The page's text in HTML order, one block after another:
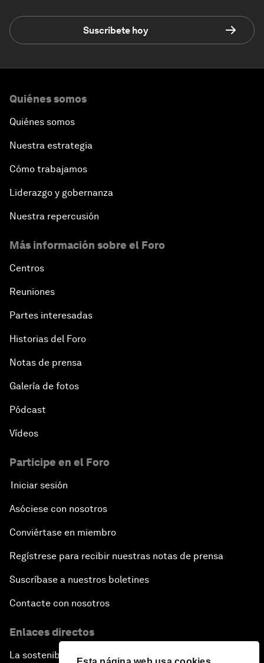
Suscríbete hoy
Quiénes somos
Quiénes somos
Nuestra estrategia
Cómo trabajamos
Liderazgo y gobernanza
Nuestra repercusión
Más información sobre el Foro
Centros
Reuniones
Partes interesadas
Historias del Foro
Notas de prensa
Galería de fotos
Pódcast
Vídeos
Participe en el Foro
Iniciar sesión
Asóciese con nosotros
Conviértase en miembro
Regístrese para recibir nuestras notas de prensa
Suscríbase a nuestros boletines
Contacte con nosotros
Enlaces directos
La sostenibilidad en el Foro